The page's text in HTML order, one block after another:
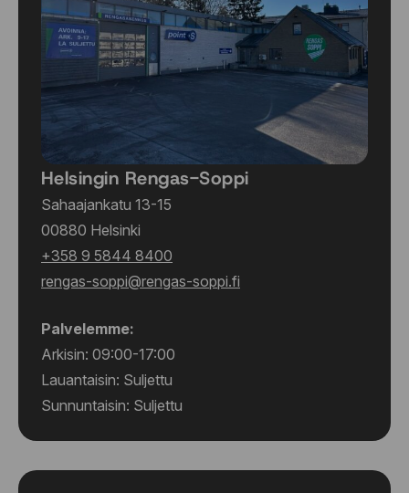
Helsingin Rengas-Soppi
Sahaajankatu 13-15
00880 Helsinki
+358 9 5844 8400
rengas-soppi@rengas-soppi.fi
Palvelemme:
Arkisin: 09:00-17:00
Lauantaisin: Suljettu
Sunnuntaisin: Suljettu